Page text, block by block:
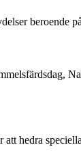
beroende
hedra